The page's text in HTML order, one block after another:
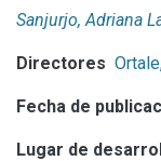
Sanjurjo, Adriana
Directores
Fecha de
Lugar de